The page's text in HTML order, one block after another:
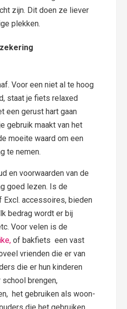
zijn. Dit doen ze liever
plekken.
Voor een niet al te hoog
staat je fiets relaxed
een gerust hart gaan
gebruik maakt van het
moeite waard om een
te nemen.
en voorwaarden van de
goed lezen. Is de
Excl. accessoires, bieden
bedrag wordt er bij
Voor velen is de
of bakfiets een vast
vrienden die er van
die er hun kinderen
brengen,
het gebruiken als woon-